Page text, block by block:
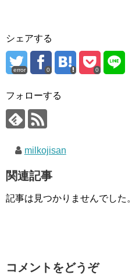
シェアする
error 0 0
フォローする
milkojisan
関連記事
記事は見つかりませんでした。
コメントをどうぞ